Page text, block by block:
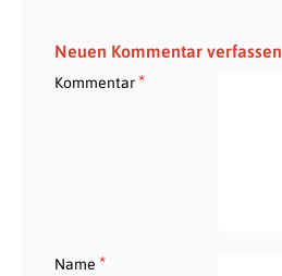
Neuen Kommentar verfassen
Kommentar*
Name *